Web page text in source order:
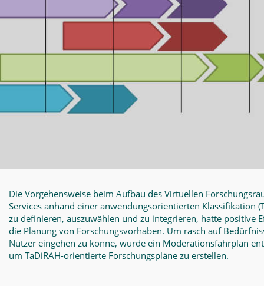
Die Vorgehensweise beim Aufbau des Virtuellen
Services anhand einer anwendungsorientierten Klassifikation
zu definieren, auszuwählen und zu integrieren, hatte positive
die Planung von Forschungsvorhaben. Um rasch auf
Nutzer eingehen zu könne, wurde ein Moderationsfahrplan
um TaDiRAH-orientierte Forschungspläne zu erstellen.